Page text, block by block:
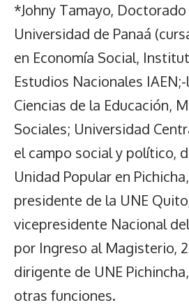
*Johny Tamayo,
Universidad de Panaá
en Economía Social,
Estudios Nacionales
Ciencias de la Educación,
Sociales; Universidad
el campo social y político,
Unidad Popular en
presidente de la UNE
vicepresidente Nacional
por Ingreso al Magisterio,
dirigente de UNE
otras funciones.